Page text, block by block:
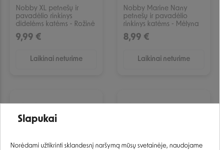
Nobby XL petnešų ir
pavadėlio rinkinys
didelėms katėms - Rožinė
9,99 €
Laikinai neturime
Nobby Marine Nany
petnešų ir pavadėlio
rinkinys katėms - Mėlyna
8,99 €
Laikinai neturime
IŠPARDUOTA IŠPARDUOTA
Slapukai
Norėdami užtikrinti sklandesnį naršymą mūsų svetainėje, naudojame